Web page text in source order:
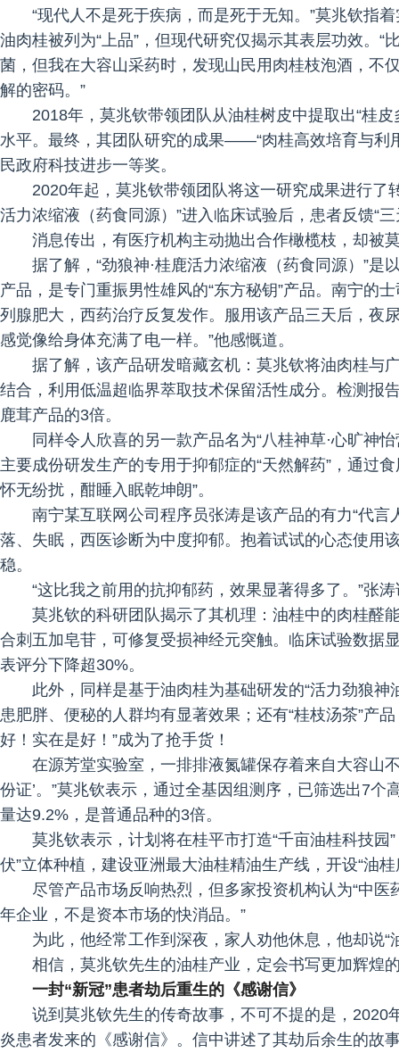
“现代人不是死于疾病，而是死于无知。”莫兆钦指
油肉桂被列为“上品”，但现代研究仅揭示其表层功效。
菌，但我在大容山采药时，发现山民用肉桂枝泡酒，
解的密码。”
2018年，莫兆钦带领团队从油桂树皮中提取出“桂
水平。最终，其团队研究的成果——“肉桂高效培育与利
民政府科技进步一等奖。
2020年起，莫兆钦带领团队将这一研究成果进行
活力浓缩液（药食同源）”进入临床试验后，患者反馈“
消息传出，有医疗机构主动抛出合作橄榄枝，却被
据了解，“劲狼神·桂鹿活力浓缩液（药食同源）”
产品，是专门重振男性雄风的“东方秘钥”产品。南宁的
列腺肥大，西药治疗反复发作。服用该产品三天后，夜
感觉像给身体充满了电一样。”他感慨道。
据了解，该产品研发暗藏玄机：莫兆钦将油肉桂与
结合，利用低温超临界萃取技术保留活性成分。检测报
鹿茸产品的3倍。
同样令人欣喜的另一款产品名为“八桂神草·心旷神
主要成份研发生产的专用于抑郁症的“天然解药”，通过
怀无纷扰，酣睡入眠乾坤朗”。
南宁某互联网公司程序员张涛是该产品的有力“代
落、失眠，西医诊断为中度抑郁。抱着试试的心态使用
稳。
“这比我之前用的抗抑郁药，效果显著得多了。”张
莫兆钦的科研团队揭示了其机理：油桂中的肉桂醛
合刺五加皂苷，可修复受损神经元突触。临床试验数据
表评分下降超30%。
此外，同样是基于油肉桂为基础研发的“活力劲狼
患肥胖、便秘的人群均有显著效果；还有“桂枝汤茶”产
好！实在是好！”成为了抢手货！
在源芳堂实验室，一排排液氮罐保存着来自大容山
份证’。”莫兆钦表示，通过全基因组测序，已筛选出7个
量达9.2%，是普通品种的3倍。
莫兆钦表示，计划将在桂平市打造“千亩油桂科技园
伏”立体种植，建设亚洲最大油桂精油生产线，开设“油
尽管产品市场反响热烈，但多家投资机构认为“中
年企业，不是资本市场的快消品。”
为此，他经常工作到深夜，家人劝他休息，他却说“
相信，莫兆钦先生的油桂产业，定会书写更加辉煌
一封“新冠”患者劫后重生的《感谢信》
说到莫兆钦先生的传奇故事，不可不提的是，
炎患者发来的《感谢信》。信中讲述了其劫后余生的故